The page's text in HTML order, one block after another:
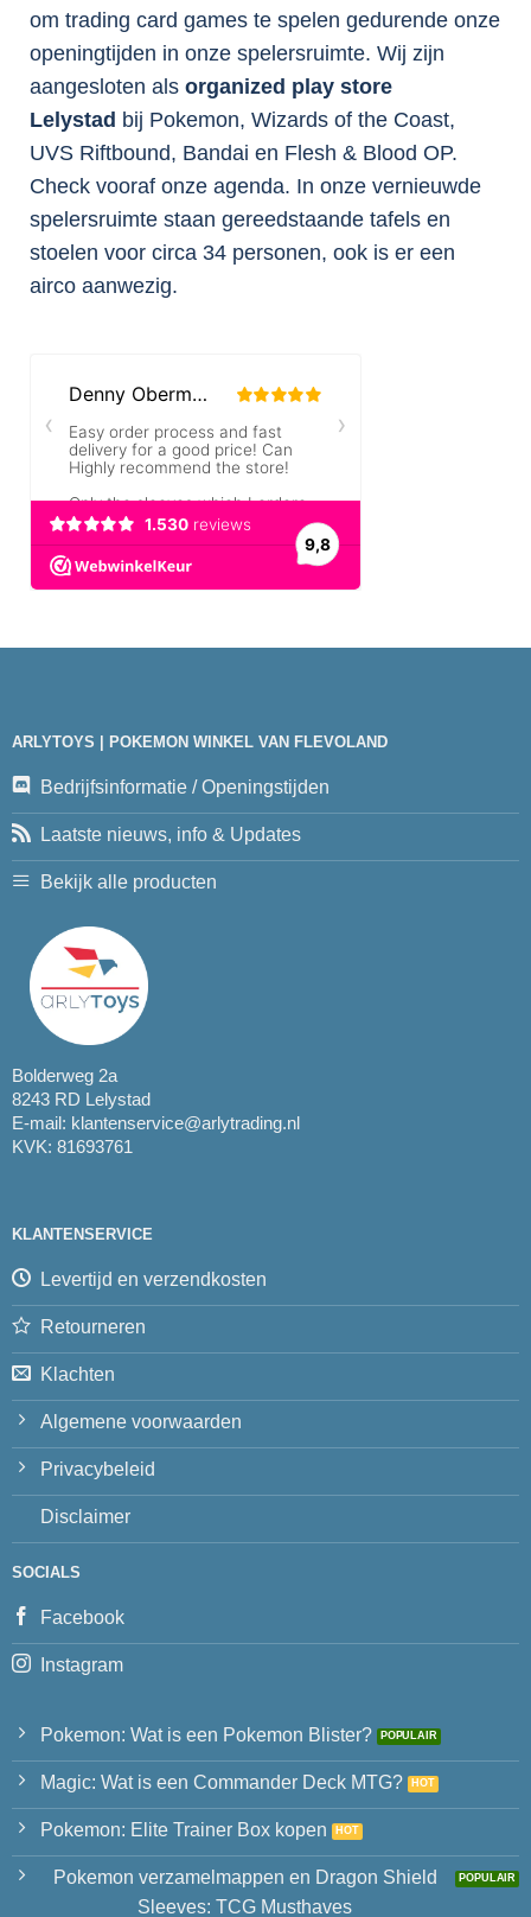
om trading card games te spelen gedurende onze
openingtijden in onze spelersruimte. Wij zijn
aangesloten als organized play store
Lelystad bij Pokemon, Wizards of the Coast,
UVS Riftbound, Bandai en Flesh & Blood OP.
Check vooraf onze agenda. In onze vernieuwde
spelersruimte staan gereedstaande tafels en
stoelen voor circa 34 personen, ook is er een
airco aanwezig.
ARLYTOYS | POKEMON WINKEL VAN FLEVOLAND
Bedrijfsinformatie / Openingstijden
Laatste nieuws, info & Updates
Bekijk alle producten
Bolderweg 2a
8243 RD Lelystad
E-mail: klantenservice@arlytrading.nl
KVK: 81693761
KLANTENSERVICE
Levertijd en verzendkosten
Retourneren
Klachten
Algemene voorwaarden
Privacybeleid
Disclaimer
SOCIALS
Facebook
Instagram
Pokemon: Wat is een Pokemon Blister?
Magic: Wat is een Commander Deck MTG?
Pokemon: Elite Trainer Box kopen
Pokemon verzamelmappen en Dragon Shield
Sleeves: TCG Musthaves